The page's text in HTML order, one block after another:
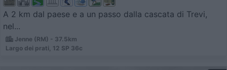
A 2 km dal paese e a un passo dalla cascata di Trevi,
nel...
Jenne (RM) - 37.5km
Largo dei prati, 12 SP 36c